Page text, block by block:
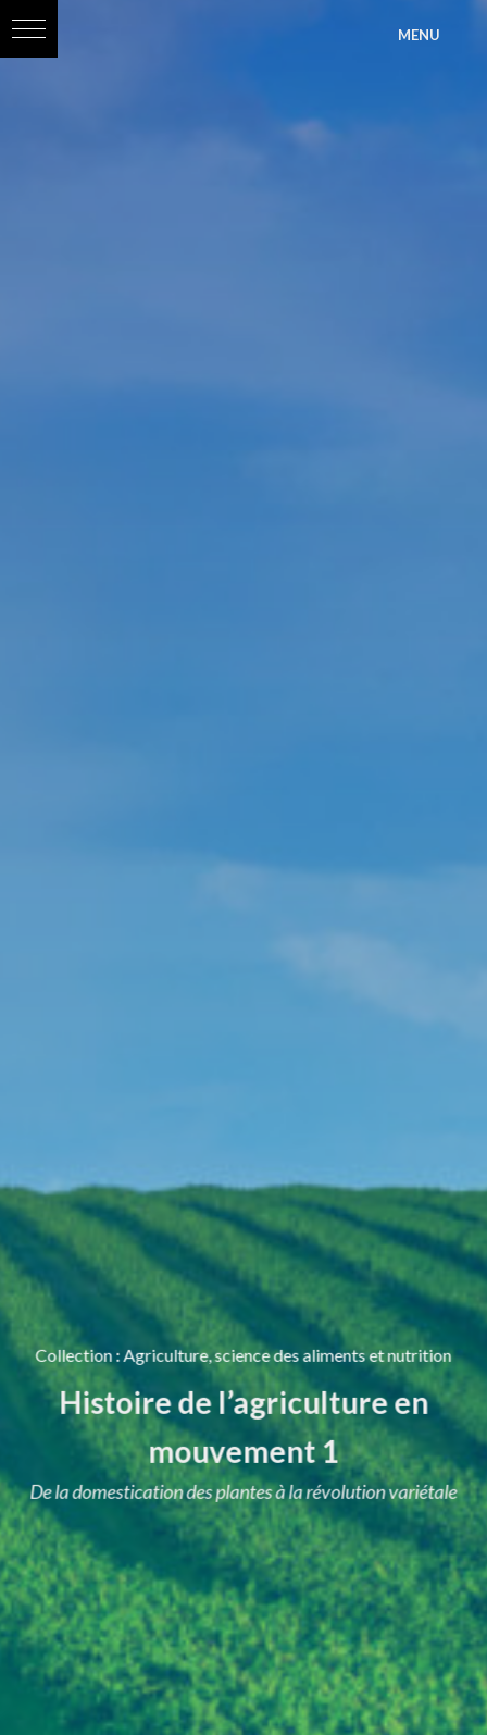
MENU
Collection :Agriculture, science des aliments et nutrition
Histoire de l’agriculture en
mouvement 1
De la domestication des plantes à la révolution variétale